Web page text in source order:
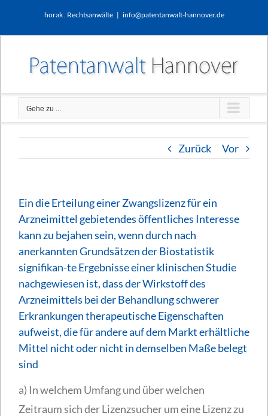
horak . Rechtsanwälte | info@patentanwalt-hannover.de
Gehe zu ...
Zurück Vor
Ein die Erteilung einer Zwangslizenz für ein
Arzneimittel gebietendes öffentliches Interesse
kann zu bejahen sein, wenn durch nach
anerkannten Grundsätzen der Biostatistik
signifikan-te Ergebnisse einer klinischen Studie
nachgewiesen ist, dass der Wirkstoff des
Arzneimittels bei der Behandlung schwerer
Erkrankungen therapeutische Eigenschaften
aufweist, die für andere auf dem Markt erhältliche
Mittel nicht oder nicht in demselben Maße belegt
sind
a) In welchem Umfang und über welchen
Zeitraum sich der Lizenzsucher um eine Lizenz zu